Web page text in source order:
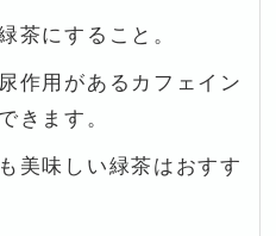
茶にすること。
作用があるカフェイン
きます。
美味しい緑茶はおすす